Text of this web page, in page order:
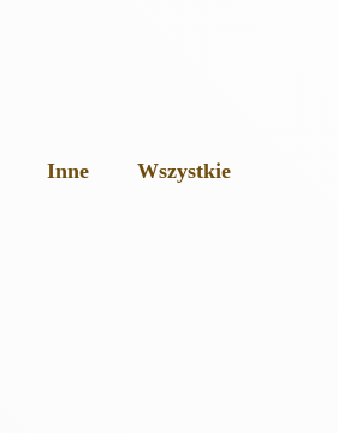
Inne Wszystkie